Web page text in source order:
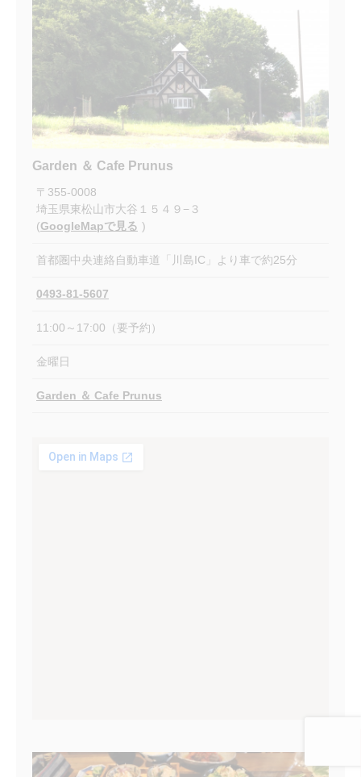
Garden ＆ Cafe Prunus
〒 355-0008
埼玉県東松山市大谷１５４９−３
(GoogleMapで見る )
首都圏中央連絡自動車道「川島IC」より車で約25分
0493-81-5607
11:00～17:00（要予約）
金曜日
Garden ＆ Cafe Prunus